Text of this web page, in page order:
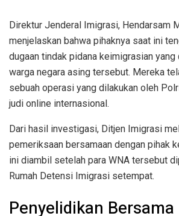
Direktur Jenderal Imigrasi, Hendarsam
menjelaskan bahwa pihaknya saat ini
dugaan tindak pidana keimigrasian yang
warga negara asing tersebut. Mereka
sebuah operasi yang dilakukan oleh
judi online internasional.
Dari hasil investigasi, Ditjen Imigrasi
pemeriksaan bersamaan dengan pihak
ini diambil setelah para WNA tersebut
Rumah Detensi Imigrasi setempat.
Penyelidikan